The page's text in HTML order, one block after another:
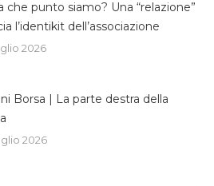
che punto siamo? Una “relazione”
l’identikit dell’associazione
2026
Borsa | La parte destra della
2026